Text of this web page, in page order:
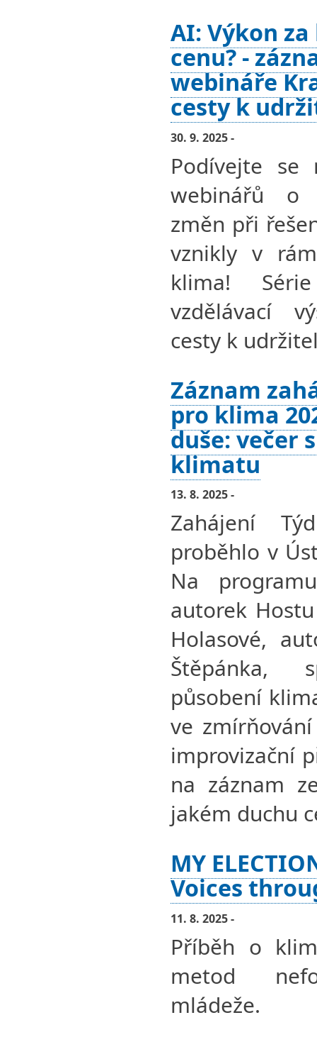
AI: Výkon
cenu? -
webináře
cesty k
30. 9. 2025 -
Podívejte
webinářů o
změn při
vznikly v
klima!
vzdělávací
cesty k
Záznam
pro klima
duše: večer
klimatu
13. 8. 2025 -
Zahájení
proběhlo v
Na
autorek
Holasové,
Štěpánka,
působení
ve
improvizační
na záznam
jakém duchu
MY
Voices
11. 8. 2025 -
Příběh o
metod
mládeže.